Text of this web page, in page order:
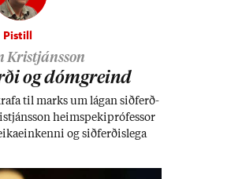
Pistill
Kristjánsson
og dómgreind
til marks um lág­an sið­ferð­
heim­speki­pró­fess­or
og sið­ferð­is­lega